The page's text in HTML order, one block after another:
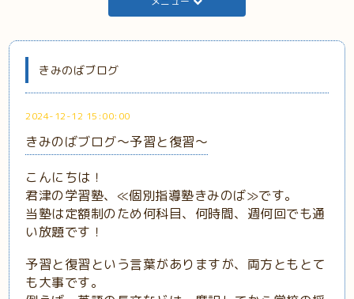
きみのばブログ
2024-12-12 15:00:00
きみのばブログ～予習と復習～
こんにちは！
君津の学習塾、≪個別指導塾きみのば≫です。
当塾は定額制のため何科目、何時間、週何回でも通
い放題です！
予習と復習という言葉がありますが、両方ともとて
も大事です。